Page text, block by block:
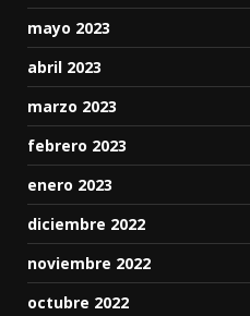
mayo 2023
abril 2023
marzo 2023
febrero 2023
enero 2023
diciembre 2022
noviembre 2022
octubre 2022